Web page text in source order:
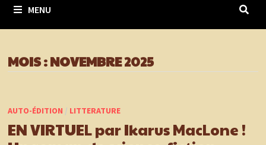
MENU
MOIS :NOVEMBRE 2025
AUTO-ÉDITION / LITTERATURE
EN VIRTUEL par Ikarus MacLone !